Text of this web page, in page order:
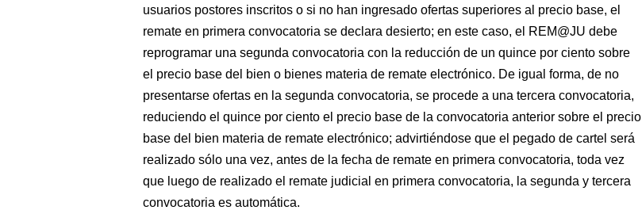
usuarios postores inscritos o si no han ingresado ofertas superiores al precio base, el
remate en primera convocatoria se declara desierto; en este caso, el REM@JU debe
reprogramar una segunda convocatoria con la reducción de un quince por ciento sobre
el precio base del bien o bienes materia de remate electrónico. De igual forma, de no
presentarse ofertas en la segunda convocatoria, se procede a una tercera convocatoria,
reduciendo el quince por ciento el precio base de la convocatoria anterior sobre el precio
base del bien materia de remate electrónico; advirtiéndose que el pegado de cartel será
realizado sólo una vez, antes de la fecha de remate en primera convocatoria, toda vez
que luego de realizado el remate judicial en primera convocatoria, la segunda y tercera
convocatoria es automática.